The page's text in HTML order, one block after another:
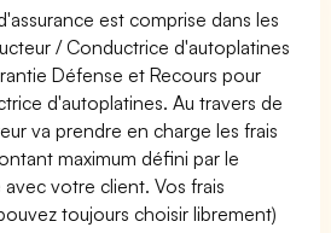
est comprise dans les
/ Conductrice d'autoplatines
Défense et Recours pour
d'autoplatines. Au travers de
va prendre en charge les frais
maximum défini par le
votre client. Vos frais
toujours choisir librement)